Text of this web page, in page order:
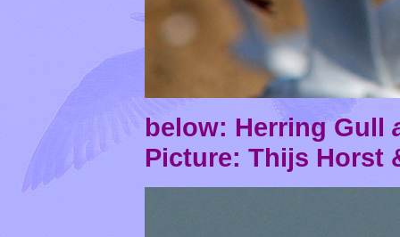
below: Herring Gull
Picture: Thijs Horst